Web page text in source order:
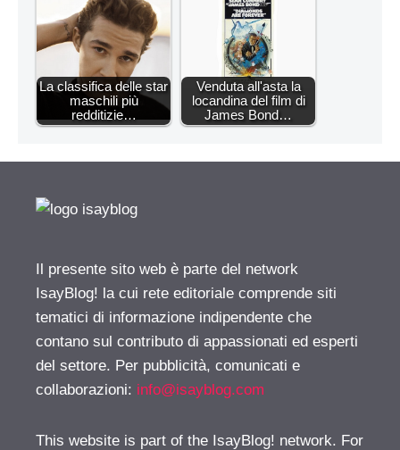
La classifica delle star
maschili più
redditizie…
Venduta all'asta la
locandina del film di
James Bond…
Il presente sito web è parte del network
IsayBlog! la cui rete editoriale comprende siti
tematici di informazione indipendente che
contano sul contributo di appassionati ed esperti
del settore. Per pubblicità, comunicati e
collaborazioni: info@isayblog.com
This website is part of the IsayBlog! network. For